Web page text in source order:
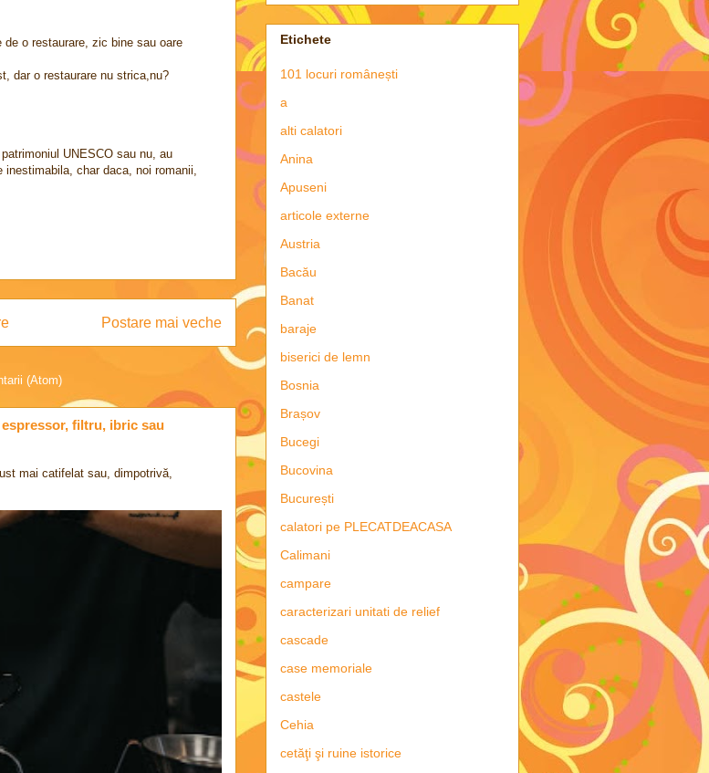
o restaurare, zic bine sau oare
dar o restaurare nu strica,nu?
UNESCO sau nu, au
inestimabila, char daca, noi romanii,
Postare mai veche
(Atom)
filtru, ibric sau
mai catifelat sau, dimpotrivă,
Etichete
101 locuri românești
a
alti calatori
Anina
Apuseni
articole externe
Austria
Bacău
Banat
baraje
biserici de lemn
Bosnia
Brașov
Bucegi
Bucovina
București
calatori pe PLECATDEACASA
Calimani
campare
caracterizari unitati de relief
cascade
case memoriale
castele
Cehia
cetăţi şi ruine istorice